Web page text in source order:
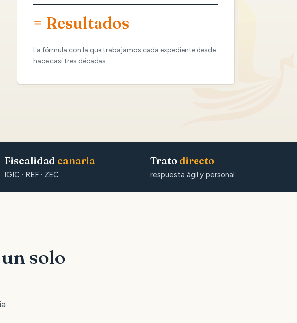
= Resultados
La fórmula con la que trabajamos cada expediente desde
hace casi tres décadas.
Fiscalidad canaria
IGIC · REF · ZEC
Trato directo
respuesta ágil y personal
solo